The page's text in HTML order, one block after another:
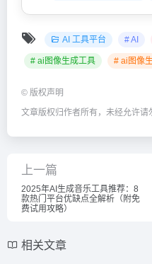
AI 工具平台 # AI
# ai图像生成工具 # ai图像
© 版权声明
文章版权归作者所有，未经允许请
上一篇
2025年AI生成音乐工具推荐：8
款热门平台优缺点全解析（附免
费试用攻略）
相关文章